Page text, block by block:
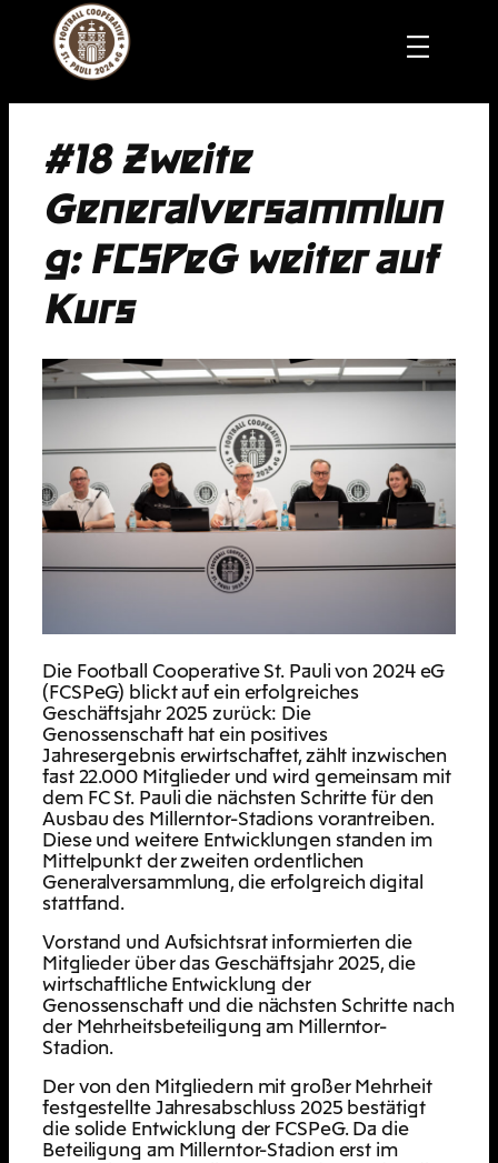
Inhalt
springen
#18 Zweite
Generalversammlun
g: FCSPeG weiter auf
Kurs
Die Football Cooperative St. Pauli von 2024 eG
(FCSPeG) blickt auf ein erfolgreiches
Geschäftsjahr 2025 zurück: Die
Genossenschaft hat ein positives
Jahresergebnis erwirtschaftet, zählt inzwischen
fast 22.000 Mitglieder und wird gemeinsam mit
dem FC St. Pauli die nächsten Schritte für den
Ausbau des Millerntor-Stadions vorantreiben.
Diese und weitere Entwicklungen standen im
Mittelpunkt der zweiten ordentlichen
Generalversammlung, die erfolgreich digital
stattfand.
Vorstand und Aufsichtsrat informierten die
Mitglieder über das Geschäftsjahr 2025, die
wirtschaftliche Entwicklung der
Genossenschaft und die nächsten Schritte nach
der Mehrheitsbeteiligung am Millerntor-
Stadion.
Der von den Mitgliedern mit großer Mehrheit
festgestellte Jahresabschluss 2025 bestätigt
die solide Entwicklung der FCSPeG. Da die
Beteiligung am Millerntor-Stadion erst im